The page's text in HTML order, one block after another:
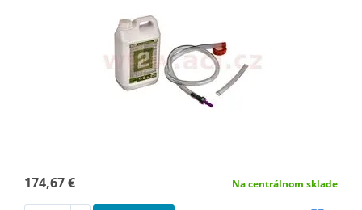
174,67 € Na centrálnom sklade